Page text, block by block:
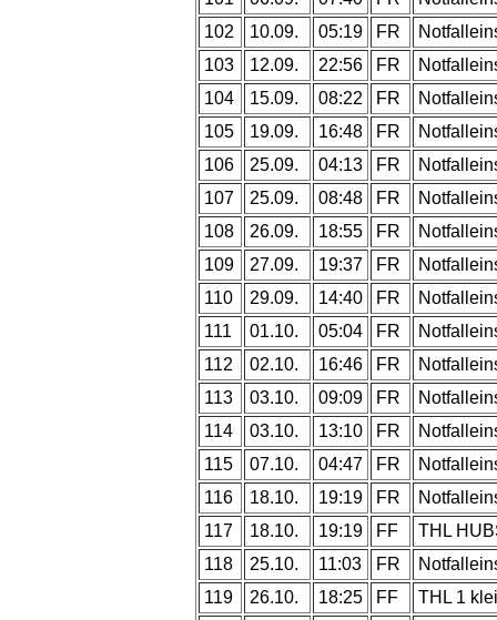
102
10.09. 05:19 FR
103
12.09. 22:56 FR
104
15.09. 08:22 FR
105
19.09. 16:48 FR
106
25.09. 04:13 FR
107
25.09. 08:48 FR
108
26.09. 18:55 FR
109
27.09. 19:37 FR
110
29.09. 14:40 FR
111
01.10. 05:04 FR
112
02.10. 16:46 FR
113
03.10. 09:09 FR
114
03.10. 13:10 FR
115
07.10. 04:47 FR
116
18.10. 19:19 FR
117
18.10. 19:19 FF
THL
118
25.10. 11:03 FR
119
26.10. 18:25 FF
THL 1